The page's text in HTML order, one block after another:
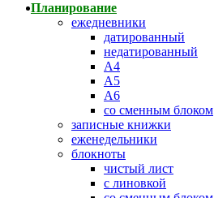
Планирование
ежедневники
датированный
недатированный
А4
А5
А6
со сменным блоком
записные книжки
еженедельники
блокноты
чистый лист
с линовкой